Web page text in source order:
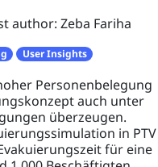
author: Zeba Fariha
User Insights
Personenbelegung
auch unter
überzeugen.
in PTV
für eine